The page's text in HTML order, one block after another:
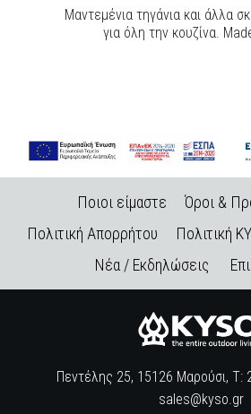
Μαντεμένια τηγάνια και άλλα
για όλη την κουζίνα.
Ποιοι είμαστε
Όροι &
Πολιτική Απορρήτου
Πολιτική
Νέα / Εκδηλώσεις
Πεντέλης 25, 15126 Μαρούσι, Τ:
sales@kyso.gr